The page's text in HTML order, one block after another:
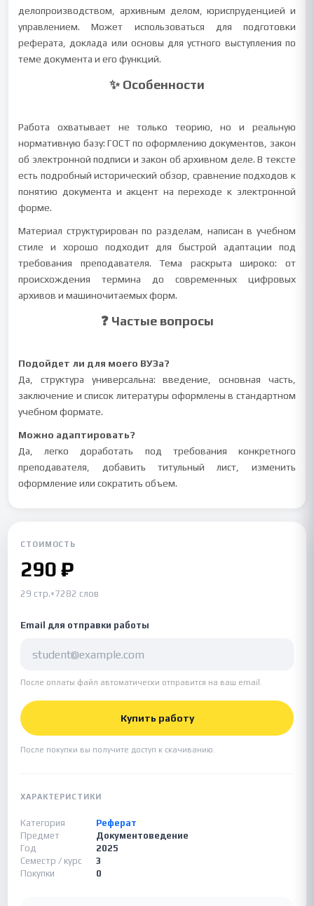
делопроизводством, архивным делом, юриспруденцией и
управлением. Может использоваться для подготовки
реферата, доклада или основы для устного выступления по
теме документа и его функций.
✨ Особенности
Работа охватывает не только теорию, но и реальную
нормативную базу: ГОСТ по оформлению документов, закон
об электронной подписи и закон об архивном деле. В тексте
есть подробный исторический обзор, сравнение подходов к
понятию документа и акцент на переходе к электронной
форме.
Материал структурирован по разделам, написан в учебном
стиле и хорошо подходит для быстрой адаптации под
требования преподавателя. Тема раскрыта широко: от
происхождения термина до современных цифровых
архивов и машиночитаемых форм.
❓ Частые вопросы
Подойдет ли для моего ВУЗа?
Да, структура универсальна: введение, основная часть,
заключение и список литературы оформлены в стандартном
учебном формате.
Можно адаптировать?
Да, легко доработать под требования конкретного
преподавателя, добавить титульный лист, изменить
оформление или сократить объем.
СТОИМОСТЬ
290 ₽
29 стр.•7282 слов
Email для отправки работы
После оплаты файл автоматически отправится на ваш email.
Купить работу
После покупки вы получите доступ к скачиванию.
ХАРАКТЕРИСТИКИ
Категория
Реферат
Предмет
Документоведение
Год
2025
Семестр / курс
3
Покупки
0